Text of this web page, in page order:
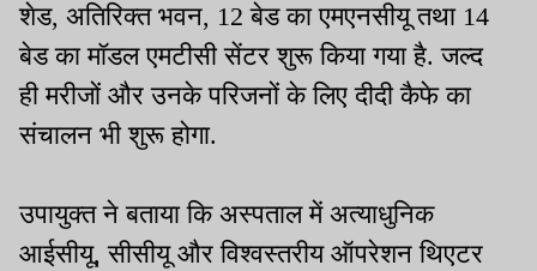
शेड, अतिरिक्त भवन, 12 बेड का एमएनसीयू तथा 14
बेड का मॉडल एमटीसी सेंटर शुरू किया गया है. जल्द
ही मरीजों और उनके परिजनों के लिए दीदी कैफे का
संचालन भी शुरू होगा.
उपायुक्त ने बताया कि अस्पताल में अत्याधुनिक
आईसीयू, सीसीयू और विश्वस्तरीय ऑपरेशन थिएटर